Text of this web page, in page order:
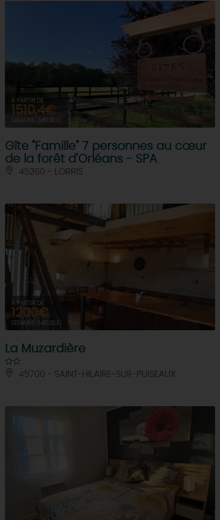
À PARTIR DE
1510,4€
SEMAINE (MEUBLÉ)
Gîte "Famille" 7 personnes au cœur
de la forêt d'Orléans - SPA
45260 - LORRIS
À PARTIR DE
1200€
SEMAINE (MEUBLÉ)
La Muzardière
45700 - SAINT-HILAIRE-SUR-PUISEAUX